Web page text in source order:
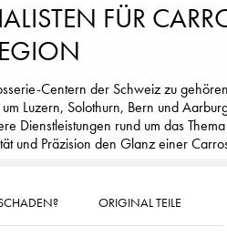
FÜR
Centern der Schweiz zu
Luzern, Solothurn, Bern und
Dienstleistungen rund um das
und Präzision den Glanz einer
ORIGINAL TEILE